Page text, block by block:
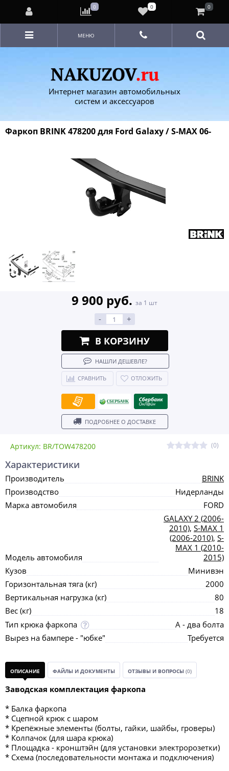
Интернет магазин автомобильных
систем и аксессуаров
МЕНЮ
Фаркоп BRINK 478200 для Ford Galaxy / S-MAX 06-
Артикул: BR/TOW478200 (0)
9 900 руб. за 1 шт
- +
В КОРЗИНУ
НАШЛИ ДЕШЕВЛЕ?
СРАВНИТЬ ОТЛОЖИТЬ
ПОДРОБНЕЕ О ДОСТАВКЕ
Характеристики
Производитель
BRINK
Производство
Нидерланды
Марка автомобиля
FORD
Модель автомобиля
GALAXY 2 (2006-
2010), S-MAX 1
(2006-2010), S-
MAX 1 (2010-
2015)
Кузов
Минивэн
Горизонтальная тяга (кг)
2000
Вертикальная нагрузка (кг)
80
Вес (кг)
18
Тип крюка фаркопа
А - два болта
Вырез на бампере - "юбке"
Требуется
ОПИСАНИЕ ФАЙЛЫ И ДОКУМЕНТЫ ОТЗЫВЫ И ВОПРОСЫ (0)
Заводская комплектация фаркопа
* Балка фаркопа
* Сцепной крюк с шаром
* Крепёжные элементы (болты, гайки, шайбы, гроверы)
* Колпачок (для шара крюка)
* Площадка - кронштэйн (для установки электророзетки)
* Схема (последовательности монтажа и подключения)
0 0 0